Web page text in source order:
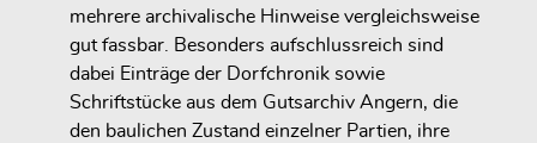
mehrere archivalische Hinweise vergleichsweise
gut fassbar. Besonders aufschlussreich sind
dabei Einträge der Dorfchronik sowie
Schriftstücke aus dem Gutsarchiv Angern, die
den baulichen Zustand einzelner Partien, ihre